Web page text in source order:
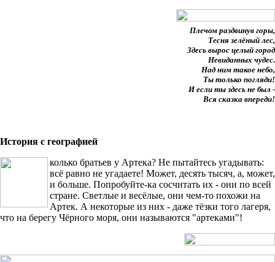
Плечом раздвинув горы,
Тесня зелёный лес,
Здесь вырос целый город
Невиданных чудес.
Над ним такое небо,
Ты только погляди!
И если ты здесь не был -
Вся сказка впереди!
История с географией
колько братьев у Артека? Не пытайтесь угадывать:
всё равно не угадаете! Может, десять тысяч, а, может,
и больше. Попробуйте-ка сосчитать их - они по всей
стране. Светлые и весёлые, они чем-то похожи на
Артек. А некоторые из них - даже тёзки того лагеря,
что на берегу Чёрного моря, они называются "артеками"!